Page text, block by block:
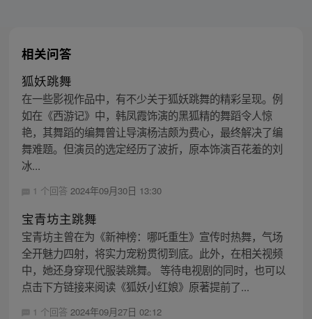
相关问答
狐妖跳舞
在一些影视作品中，有不少关于狐妖跳舞的精彩呈现。例
如在《西游记》中，韩凤霞饰演的黑狐精的舞蹈令人惊
艳，其舞蹈的编舞曾让导演杨洁颇为费心，最终解决了编
舞难题。但演员的选定经历了波折，原本饰演百花羞的刘
冰...
1 个回答 2024年09月30日 13:30
宝青坊主跳舞
宝青坊主曾在为《新神榜：哪吒重生》宣传时热舞，气场
全开魅力四射，将实力宠粉贯彻到底。此外，在相关视频
中，她还身穿现代服装跳舞。 等待电视剧的同时，也可以
点击下方链接来阅读《狐妖小红娘》原著提前了...
1 个回答 2024年09月27日 02:12